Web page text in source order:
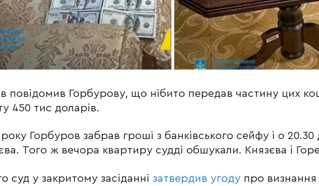
повідомив Горбурову, що нібито передав частину цих
450 тис доларів.
Горбуров забрав гроші з банківського сейфу і о
Того ж вечора квартиру судді обшукали. Князєва і
суд у закритому засіданні затвердив угоду про визнання